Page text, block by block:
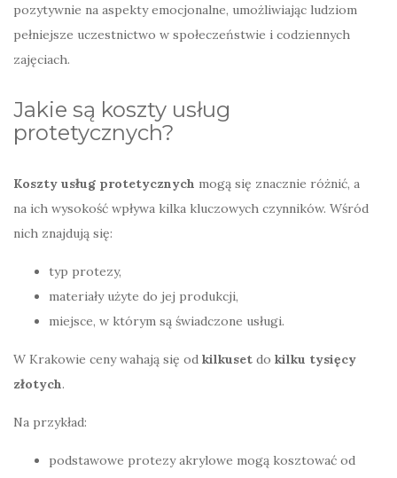
pozytywnie na aspekty emocjonalne, umożliwiając ludziom
pełniejsze uczestnictwo w społeczeństwie i codziennych
zajęciach.
Jakie są koszty usług
protetycznych?
Koszty usług protetycznych mogą się znacznie różnić, a
na ich wysokość wpływa kilka kluczowych czynników. Wśród
nich znajdują się:
typ protezy,
materiały użyte do jej produkcji,
miejsce, w którym są świadczone usługi.
W Krakowie ceny wahają się od kilkuset do kilku tysięcy
złotych.
Na przykład:
podstawowe protezy akrylowe mogą kosztować od